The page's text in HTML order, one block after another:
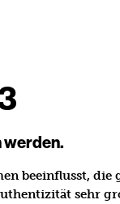
werden.
beeinflusst,
sehr